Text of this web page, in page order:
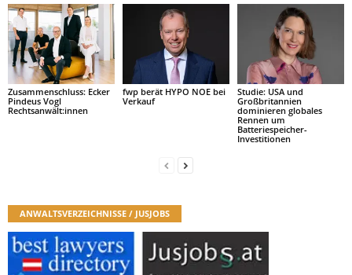
Zusammenschluss: Ecker
Pindeus Vogl
Rechtsanwält:innen
fwp berät HYPO NOE bei
Verkauf
Studie: USA und
Großbritannien
dominieren globales
Rennen um
Batteriespeicher-
Investitionen
ANWALTSVERZEICHNISSE / JUSJOBS